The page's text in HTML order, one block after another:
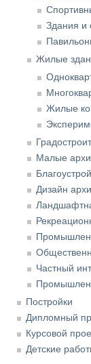
Здания и
Жилые
Жилые
Малые
Дизайн
Частный
Постройки
Дипломный
Курсовой
Детские